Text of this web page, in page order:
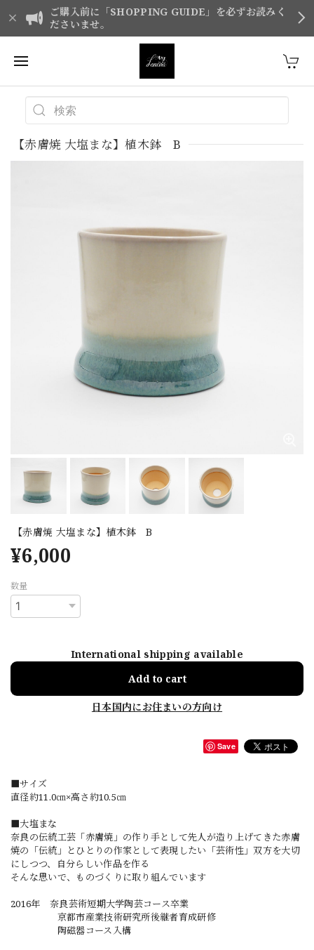
ご購入前に「SHOPPING GUIDE」を必ずお読みく
ださいませ。
【赤膚焼 大塩まな】植木鉢 B
【赤膚焼 大塩まな】植木鉢 B
¥6,000
数量
International shipping available
Add to cart
日本国内にお住まいの方向け
Save
■サイズ
直径約11.0㎝×高さ約10.5㎝
■大塩まな
奈良の伝統工芸「赤膚焼」の作り手として先人が造り上げてきた赤膚
焼の「伝統」とひとりの作家として表現したい「芸術性」双方を大切
にしつつ、自分らしい作品を作る
そんな思いで、ものづくりに取り組んでいます
2016年 奈良芸術短期大学陶芸コース卒業
京都市産業技術研究所後継者育成研修
陶磁器コース入構